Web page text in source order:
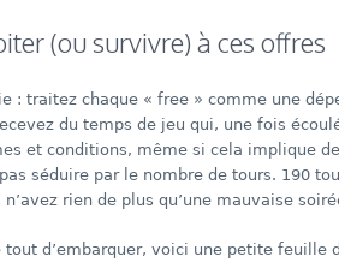
(ou survivre) à ces offres
: traitez chaque « free » comme une
du temps de jeu qui, une fois
et conditions, même si cela implique
séduire par le nombre de tours. 190
rien de plus qu’une mauvaise
tout d’embarquer, voici une petite feuille